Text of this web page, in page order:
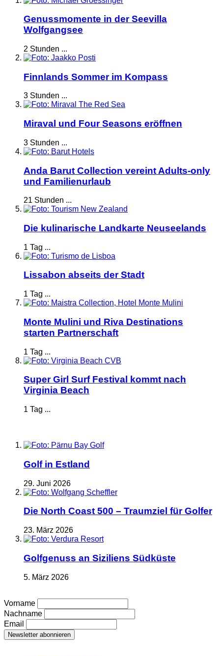
Genussmomente in der Seevilla
Wolfgangsee
2 Stunden ...
Finnlands Sommer im Kompass
3 Stunden ...
Miraval und Four Seasons eröffnen
3 Stunden ...
Anda Barut Collection vereint Adults-only
und Familienurlaub
21 Stunden ...
Die kulinarische Landkarte Neuseelands
1 Tag ...
Lissabon abseits der Stadt
1 Tag ...
Monte Mulini und Riva Destinations
starten Partnerschaft
1 Tag ...
Super Girl Surf Festival kommt nach
Virginia Beach
1 Tag ...
Golf in Estland
29. Juni 2026
Die North Coast 500 – Traumziel für Golfer
23. März 2026
Golfgenuss an Siziliens Südküste
5. März 2026
Vorname
Nachname
Email